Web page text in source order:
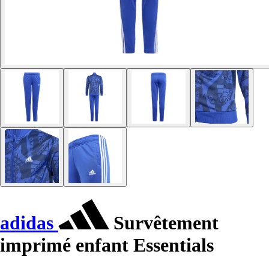
adidas
Survêtement
imprimé enfant Essentials